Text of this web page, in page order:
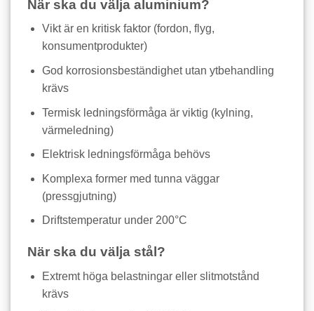
När ska du välja aluminium?
Vikt är en kritisk faktor (fordon, flyg,
konsumentprodukter)
God korrosionsbeständighet utan ytbehandling
krävs
Termisk ledningsförmåga är viktig (kylning,
värmeledning)
Elektrisk ledningsförmåga behövs
Komplexa former med tunna väggar
(pressgjutning)
Driftstemperatur under 200°C
När ska du välja stål?
Extremt höga belastningar eller slitmotstånd
krävs